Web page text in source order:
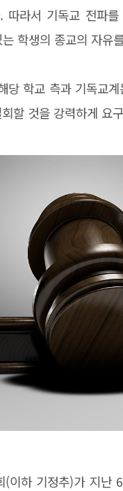
라서 기독교 전파
학생의 종교의 자유
당 학교 측과 기독교
할 것을 강력하게 요
(이하 기정추)가 지